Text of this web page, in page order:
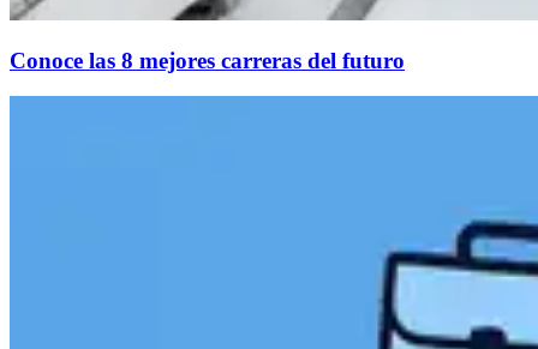
Conoce las 8 mejores carreras del futuro